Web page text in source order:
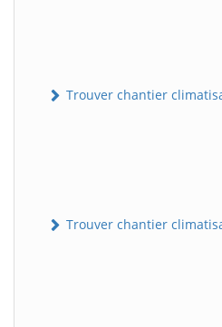
Trouver chantier
Trouver chantier